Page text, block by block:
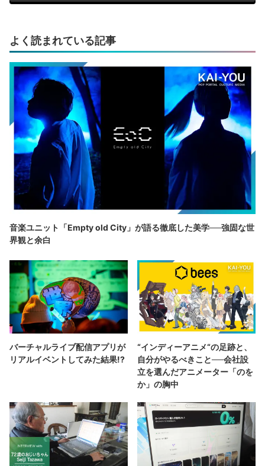
よく読まれている記事
音楽ユニット「Empty old City」が語る徹底した美学──強固な世
界観と余白
バーチャルライブ配信アプリが
リアルイベントしてみた結果!?
“インディーアニメ“の足跡と、
自分がやるべきこと──会社設
立を選んだアニメーター「のを
か」の胸中